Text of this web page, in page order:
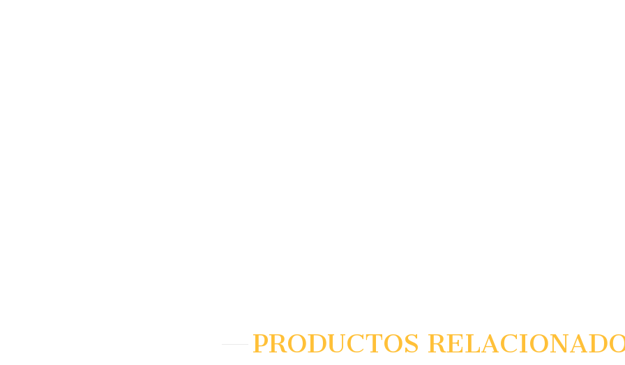
PRODUCTOS